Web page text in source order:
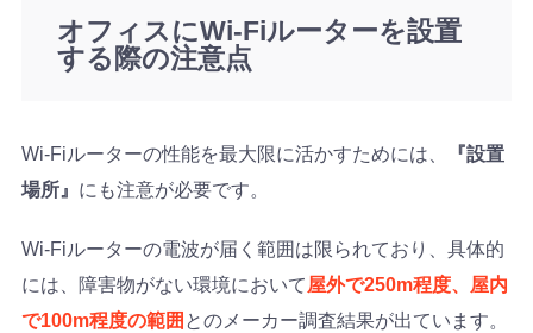
オフィスにWi-Fiルーターを設置
する際の注意点
Wi-Fiルーターの性能を最大限に活かすためには、
『設置
場所』 にも注意が必要です。
Wi-Fiルーターの電波が届く範囲は限られており、具体的
には、障害物がない環境において屋外で250m程度、屋内
で100m程度の範囲 とのメーカー調査結果が出ています。